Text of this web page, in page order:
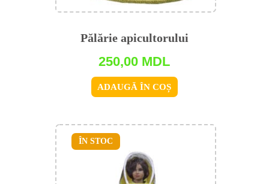
Pălărie apicultorului
250,00 MDL
ADAUGĂ ÎN COȘ
ÎN STOC